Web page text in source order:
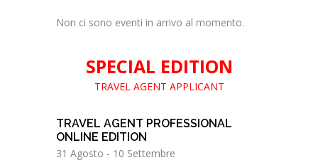
Non ci sono eventi in arrivo al momento.
SPECIAL EDITION
TRAVEL AGENT APPLICANT
TRAVEL AGENT PROFESSIONAL
ONLINE EDITION
31 Agosto - 10 Settembre